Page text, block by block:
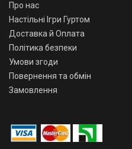
Про нас
Настільні Ігри Гуртом
Доставка й Оплата
Політика безпеки
Умови згоди
Повернення та обмін
Замовлення